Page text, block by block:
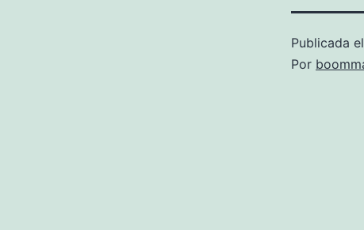
Publicada el
Por